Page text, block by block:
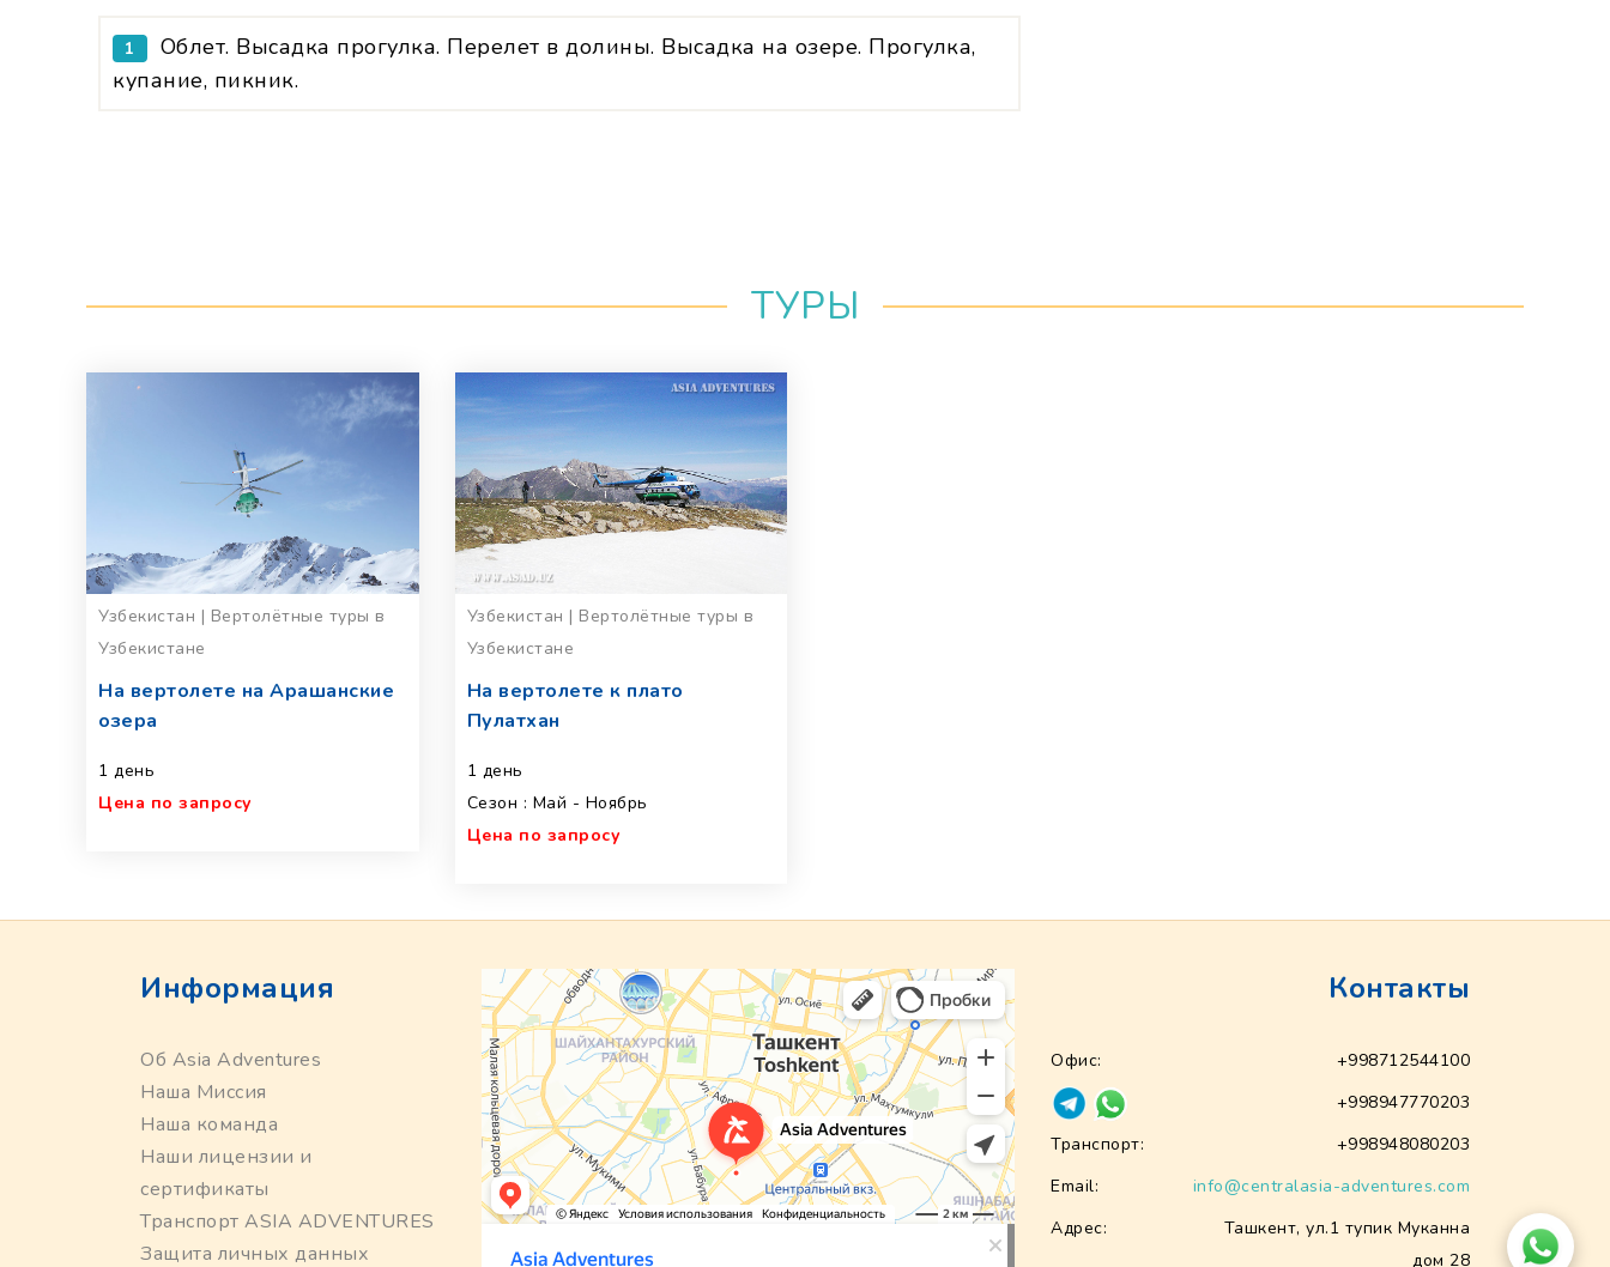
1
Облет. Высадка прогулка. Перелет в долины. Высадка на озере. Прогулка,
купание, пикник.
ТУРЫ
Узбекистан | Вертолётные туры в
Узбекистане
На вертолете на Арашанские
озера
1 день
Цена по запросу
Узбекистан | Вертолётные туры в
Узбекистане
На вертолете к плато
Пулатхан
1 день
Сезон : Май - Ноябрь
Цена по запросу
Информация
Об Asia Adventures
Наша Миссия
Наша команда
Наши лицензии и
сертификаты
Транспорт ASIA ADVENTURES
Защита личных данных
Контакты
Офис:
+998712544100
+998947770203
Транспорт:
+998948080203
Email:
info@centralasia-adventures.com
Адрес:
Ташкент, ул.1 тупик Муканна
дом 28